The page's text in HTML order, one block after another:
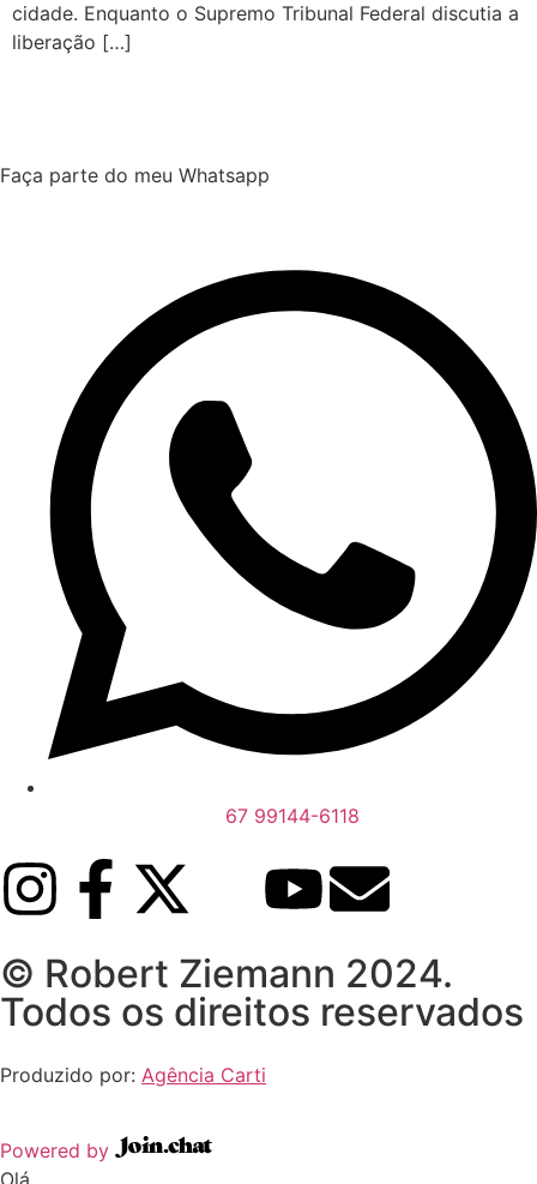
cidade. Enquanto o Supremo Tribunal Federal discutia a
liberação […]
Faça parte do meu Whatsapp
67 99144-6118
© Robert Ziemann 2024.
Todos os direitos reservados
Produzido por: Agência Carti
Powered by
Olá